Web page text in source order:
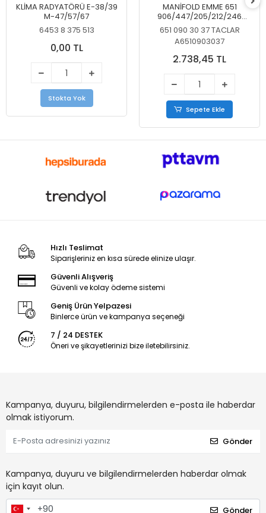
KLİMA RADYATÖRÜ E-38/39
M-47/57/67
6453 8 375 513
0,00 TL
Stokta Yok
MANİFOLD EMME 651
906/447/205/212/246
KELEBEKSİZ
651 090 30 37 TACLAR
A6510903037
2.738,45 TL
Sepete Ekle
Hızlı Teslimat
Siparişleriniz en kısa sürede elinize ulaşır.
Güvenli Alışveriş
Güvenli ve kolay ödeme sistemi
Geniş Ürün Yelpazesi
Binlerce ürün ve kampanya seçeneği
7 / 24 DESTEK
Öneri ve şikayetlerinizi bize iletebilirsiniz.
Kampanya, duyuru, bilgilendirmelerden e-posta ile haberdar
olmak istiyorum.
Gönder
Kampanya, duyuru ve bilgilendirmelerden haberdar olmak
için kayıt olun.
Gönder